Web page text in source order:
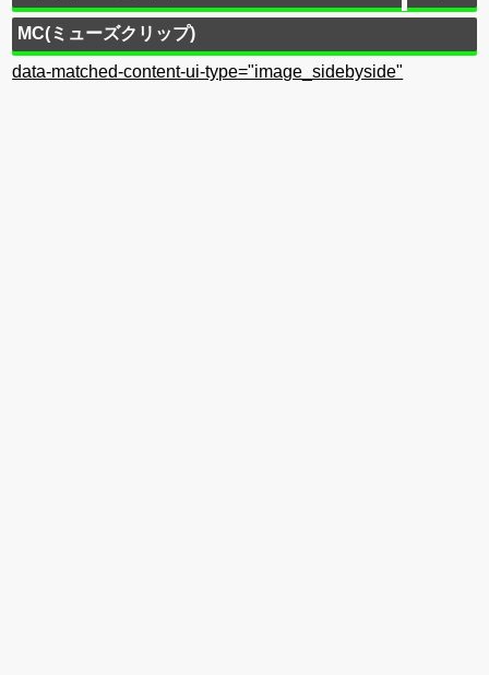
MC(ミューズクリップ)
data-matched-content-ui-type="image_sidebyside"